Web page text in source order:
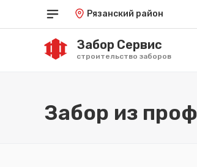
Рязанский район
Забор Сервис
строительство заборов
Забор из